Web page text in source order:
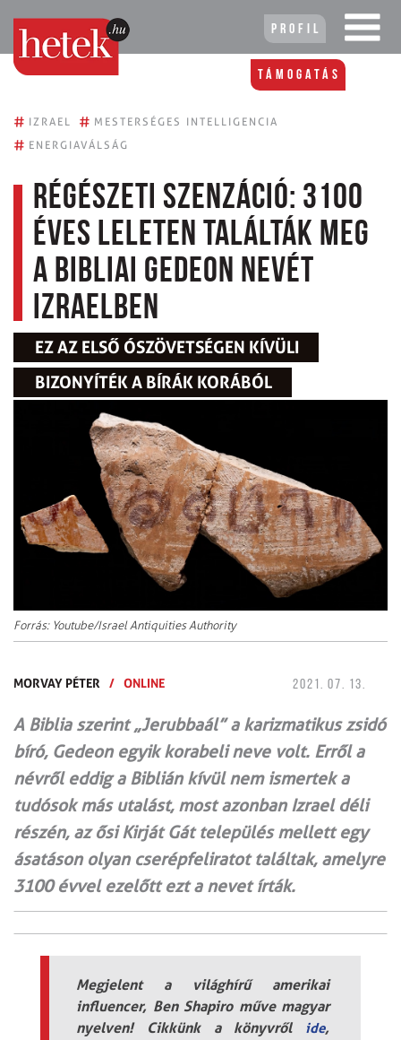
Profil
Támogatás
# IZRAEL # MESTERSÉGES INTELLIGENCIA
# ENERGIAVÁLSÁG
Régészeti szenzáció: 3100
éves leleten találták meg
a bibliai Gedeon nevét
Izraelben
EZ AZ ELSŐ ÓSZÖVETSÉGEN KÍVÜLI
BIZONYÍTÉK A BÍRÁK KORÁBÓL
Forrás: Youtube/Israel Antiquities Authority
MORVAY PÉTER / ONLINE 2021. 07. 13.
A Biblia szerint „Jerubbaál” a karizmatikus zsidó
bíró, Gedeon egyik korabeli neve volt. Erről a
névről eddig a Biblián kívül nem ismertek a
tudósok más utalást, most azonban Izrael déli
részén, az ősi Kirját Gát település mellett egy
ásatáson olyan cserépfeliratot találtak, amelyre
3100 évvel ezelőtt ezt a nevet írták.
Megjelent a világhírű amerikai
influencer, Ben Shapiro műve magyar
nyelven! Cikkünk a könyvről ide,